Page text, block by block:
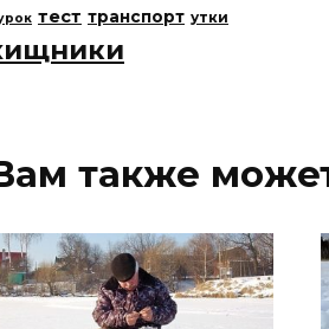
тест транспорт утки
также